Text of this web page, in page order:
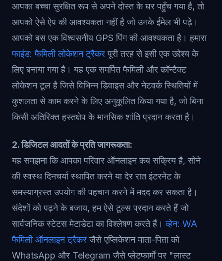
आपका बच्चा सुरक्षित रूप से अपने दोस्त के घर पहुँच गया है, तो
आपको ऐसे ऐप की आवश्यकता नहीं है जो उनके ईमेल भी पढ़े।
आपको बस एक विश्वसनीय GPS पिंग की आवश्यकता है। हमारा
फाइंड: फैमिली लोकेशन ट्रैकरपूरी तरह से इसी एक उद्देश्य के
लिए बनाया गया है। यह एक समर्पित फैमिली और कॉन्टैक्ट
लोकेशन टूल है जिसे विभिन्न डिवाइस और नेटवर्क स्थितियों में
कुशलता से काम करने के लिए अनुकूलित किया गया है, जो बिना
किसी अतिरिक्त हस्तक्षेप के मानसिक शांति प्रदान करता है।
2. डिजिटल आदतों के प्रति जागरूकता:
यह समझना कि आपका परिवार ऑनलाइन कब सक्रिय है, सोने
की स्वस्थ दिनचर्या स्थापित करने या देर रात इंटरनेट के
समस्याग्रस्त उपयोग की पहचान करने में मदद कर सकता है।
संदेशों को पढ़ने के बजाय, हम ऐसे टूल्स प्रदान करते हैं जो
सार्वजनिक स्टेटस मेटाडेटा का विश्लेषण करते हैं।व्हेन: WA
फैमिली ऑनलाइन ट्रैकरजैसे एप्लिकेशन माता-पिता को
WhatsApp और Telegram जैसे प्लेटफार्मों पर "लास्ट